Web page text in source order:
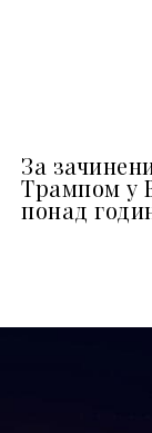
За
Трампом у
понад